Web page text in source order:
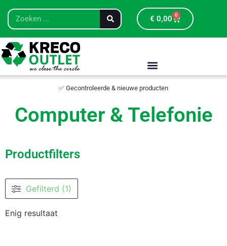
€ 0,00 0
✅ Gecontroleerde & nieuwe producten
Computer & Telefonie
Productfilters
Gefilterd (1)
Enig resultaat